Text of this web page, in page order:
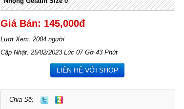
Giá Bán: 145,000đ
Lượt Xem: 2004 người
Cập Nhật: 25/02/2023 Lúc 07 Gờ 43 Phút
LIÊN HỆ VỚI SHOP
Chia Sẽ: